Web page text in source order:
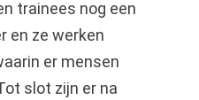
trainees nog een
en ze werken
er mensen
slot zijn er na